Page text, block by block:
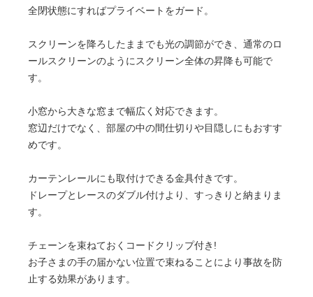
全閉状態にすればプライベートをガード。
スクリーンを降ろしたままでも光の調節ができ、通常のロ
ールスクリーンのようにスクリーン全体の昇降も可能で
す。
小窓から大きな窓まで幅広く対応できます。
窓辺だけでなく、部屋の中の間仕切りや目隠しにもおすす
めです。
カーテンレールにも取付けできる金具付きです。
ドレープとレースのダブル付けより、すっきりと納まりま
す。
チェーンを束ねておくコードクリップ付き!
お子さまの手の届かない位置で束ねることにより事故を防
止する効果があります。